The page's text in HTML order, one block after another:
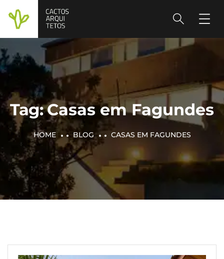
Tag:Casas em Fagundes
HOME BLOG CASAS EM FAGUNDES